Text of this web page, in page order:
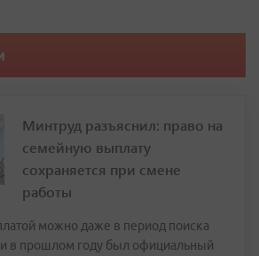
Минтруд разъяснил: право на
семейную выплату
сохраняется при смене
работы
можно даже в период поиска
в прошлом году был официальный